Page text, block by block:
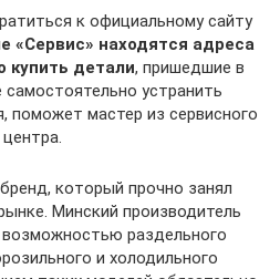
к официальному сайту
«Сервис» находятся адреса
купить детали, пришедшие в
самостоятельно устранить
поможет мастер из сервисного
центра.
который прочно занял
Минский производитель
возможностью раздельного
и холодильного